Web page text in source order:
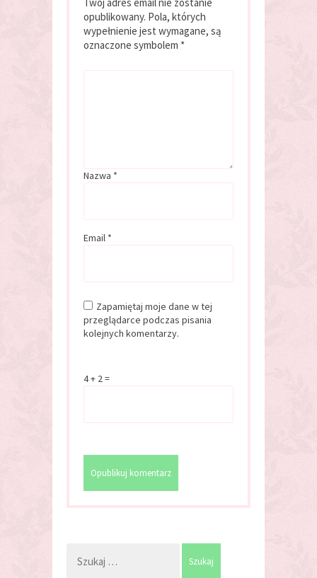
opublikowany. Pola, których
wypełnienie jest wymagane, są
oznaczone symbolem *
Nazwa *
Email *
Zapamiętaj moje dane w tej
przeglądarce podczas pisania
kolejnych komentarzy.
4 + 2 =